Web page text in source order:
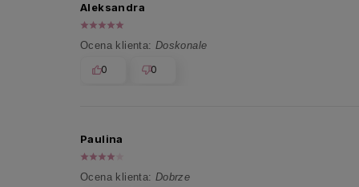
Aleksandra
Ocena klienta: Doskonale
0 0
Paulina
Ocena klienta: Dobrze